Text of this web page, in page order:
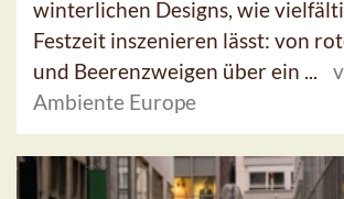
winterlichen Designs, wie
Festzeit inszenieren lässt: von
und Beerenzweigen über ein ...
Ambiente Europe